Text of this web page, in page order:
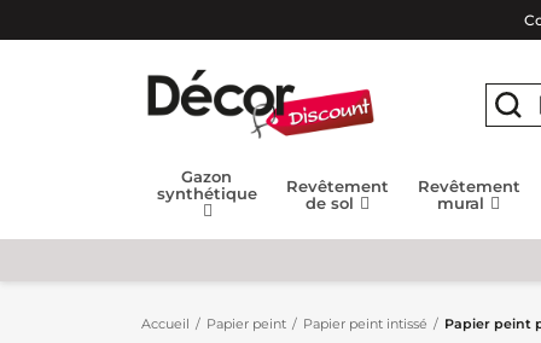
Gazon
synthétique
Revêtement
de sol
Revêtement
mural
Accueil Papier peint Papier peint intissé Papier peint